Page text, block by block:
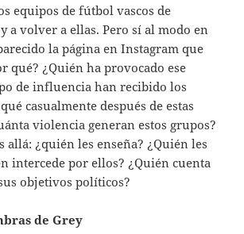
equipos de fútbol vascos de
a volver a ellas. Pero sí al modo en
la página en Instagram que
qué? ¿Quién ha provocado ese
de influencia han recibido los
casualmente después de estas
violencia generan estos grupos?
allá: ¿quién les enseña? ¿Quién les
intercede por ellos? ¿Quién cuenta
objetivos políticos?
de Grey